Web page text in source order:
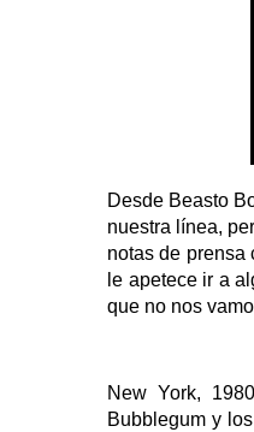
Desde Beasto
nuestra línea,
notas de prensa
le apetece ir a
que no nos
New York,
Bubblegum y